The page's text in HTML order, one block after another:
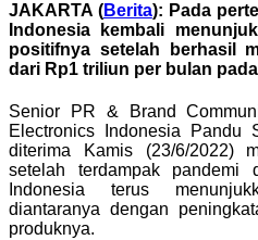
JAKARTA (Berita): Pada
Indonesia kembali
positifnya setelah berhasil
dari Rp1 triliun per bulan
Senior PR & Brand
Electronics Indonesia Pandu
diterima Kamis (23/6/2022)
setelah terdampak
Indonesia terus
diantaranya dengan
produknya.